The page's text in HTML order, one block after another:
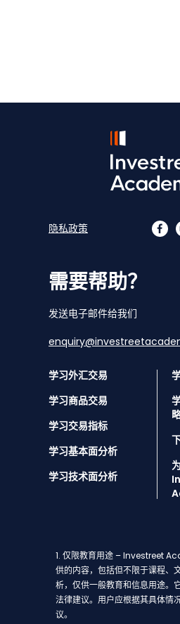
隐私政策
需要帮助？
发送电子邮件给我们
学习外汇交易
学习商品交易
学习交易指标
学习基本面分析
学习技术面分析
1. 仅限教育用途 – Investreet
供的内容，包括但不限于课程、
析，仅供一般教育和信息用途。
法律建议。用户应根据其具体情
议。